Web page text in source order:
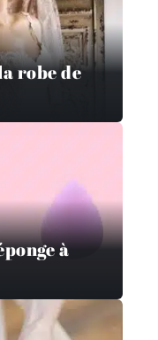
robe de
à